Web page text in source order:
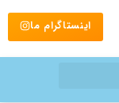
اینستاگرام ما